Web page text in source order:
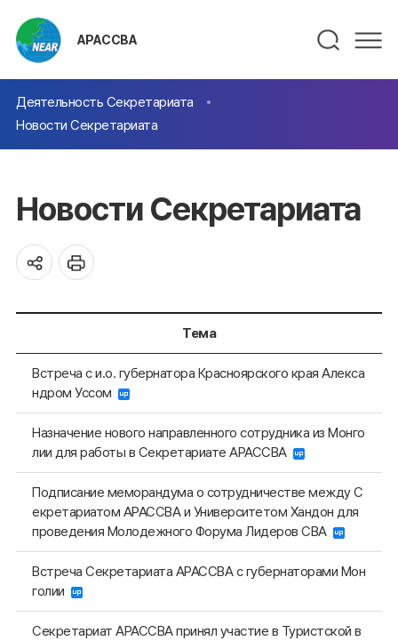
АРАССВА
Деятельность Секретариата
Новости Секретариата
Новости Секретариата
Тема
Встреча с и.о. губернатора Красноярского края Алекса
ндром Уссом
Назначение нового направленного сотрудника из Монго
лии для работы в Секретариате АРАССВА
Подписание меморандума о сотрудничестве между С
екретариатом АРАССВА и Университетом Хандон для
проведения Молодежного Форума Лидеров СВА
Встреча Секретариата АРАССВА с губернаторами Мон
голии
Секретариат АРАССВА принял участие в Туристской в